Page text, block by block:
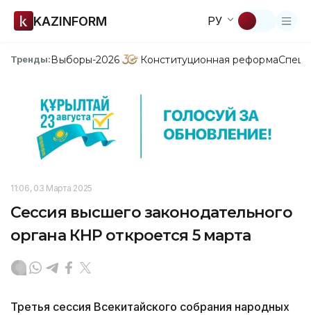
KAZINFORM РУ
Тренды:Выборы-2026 Конституционная реформа
11:06, 03 Марта 2025
Сессия высшего законодательного
органа КНР откроется 5 марта
Третья сессия Всекитайского собрания народных